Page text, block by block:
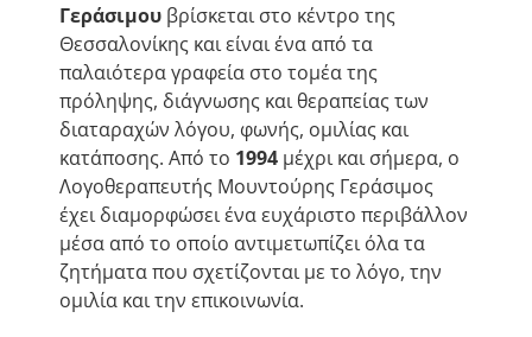
Γεράσιμου βρίσκεται στο κέντρο της
Θεσσαλονίκης και είναι ένα από τα
παλαιότερα γραφεία στο τομέα της
πρόληψης, διάγνωσης και θεραπείας των
διαταραχών λόγου, φωνής, ομιλίας και
κατάποσης. Από το 1994 μέχρι και σήμερα, ο
Λογοθεραπευτής Μουντούρης Γεράσιμος
έχει διαμορφώσει ένα ευχάριστο περιβάλλον
μέσα από το οποίο αντιμετωπίζει όλα τα
ζητήματα που σχετίζονται με το λόγο, την
ομιλία και την επικοινωνία.